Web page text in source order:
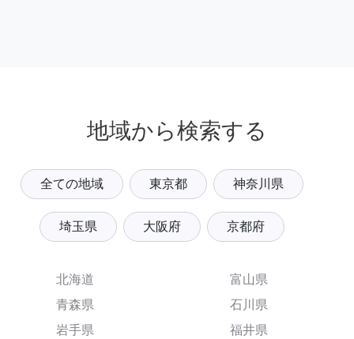
地域から検索する
全ての地域 東京都 神奈川県
埼玉県 大阪府 京都府
北海道
青森県
岩手県
富山県
石川県
福井県